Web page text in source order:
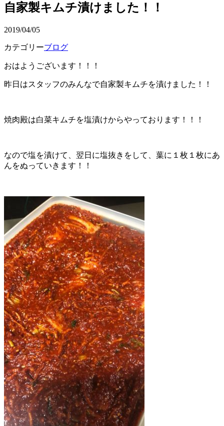
自家製キムチ漬けました！！
2019/04/05
カテゴリーブログ
おはようございます！！！
昨日はスタッフのみんなで自家製キムチを漬けました！！
焼肉殿は白菜キムチを塩漬けからやっております！！！
なので塩を漬けて、翌日に塩抜きをして、葉に１枚１枚にあ
んをぬっていきます！！